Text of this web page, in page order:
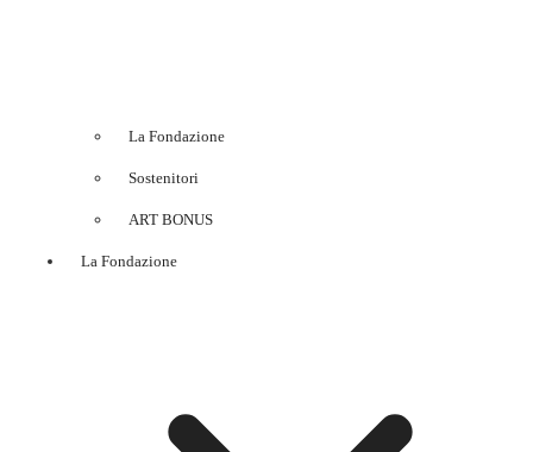
La Fondazione
Sostenitori
ART BONUS
La Fondazione